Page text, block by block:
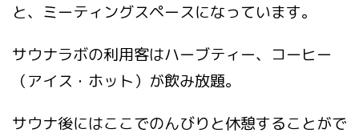
と、ミーティングスペースになっています。
サウナラボの利用客はハーブティー、コーヒー
（アイス・ホット）が飲み放題。
サウナ後にはここでのんびりと休憩することがで